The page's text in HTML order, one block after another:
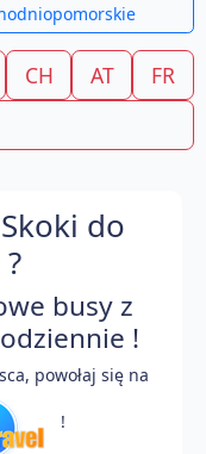
CH AT
FR
do
busy z
!
powołaj się na
!